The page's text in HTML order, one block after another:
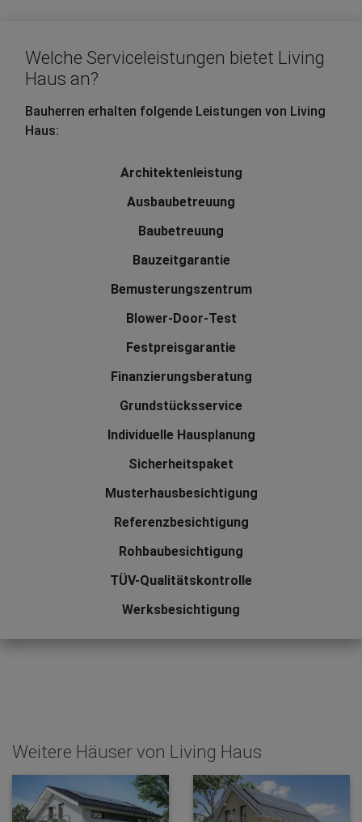
Welche Serviceleistungen bietet Living
Haus an?
Bauherren erhalten folgende Leistungen von Living
Haus:
Architektenleistung
Ausbaubetreuung
Baubetreuung
Bauzeitgarantie
Bemusterungszentrum
Blower-Door-Test
Festpreisgarantie
Finanzierungsberatung
Grundstücksservice
Individuelle Hausplanung
Sicherheitspaket
Musterhausbesichtigung
Referenzbesichtigung
Rohbaubesichtigung
TÜV-Qualitätskontrolle
Werksbesichtigung
Weitere Häuser von Living Haus